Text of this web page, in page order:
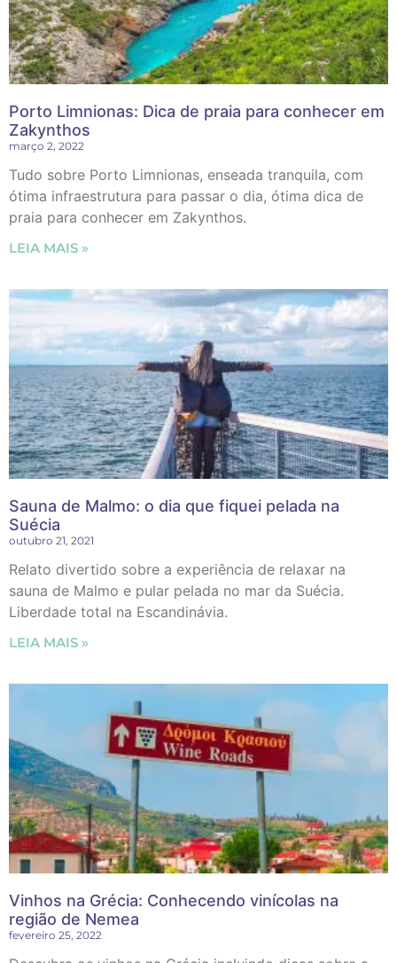
Porto Limnionas: Dica de praia para conhecer em
Zakynthos
março 2, 2022
Tudo sobre Porto Limnionas, enseada tranquila, com
ótima infraestrutura para passar o dia, ótima dica de
praia para conhecer em Zakynthos.
LEIA MAIS »
Sauna de Malmo: o dia que fiquei pelada na
Suécia
outubro 21, 2021
Relato divertido sobre a experiência de relaxar na
sauna de Malmo e pular pelada no mar da Suécia.
Liberdade total na Escandinávia.
LEIA MAIS »
Vinhos na Grécia: Conhecendo vinícolas na
região de Nemea
fevereiro 25, 2022